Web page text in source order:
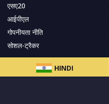
HINDI
एसए20
आईपीएल
गोपनीयता नीति
सोशल-ट्रैकर
हमारे समाचार पत्र के सदस्य बनें